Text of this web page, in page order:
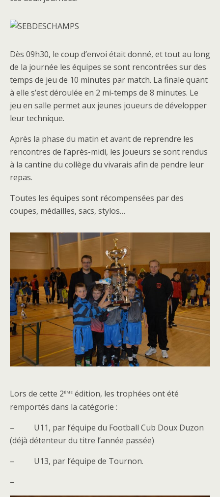
Dès 09h30, le coup d’envoi était donné, et tout au long
de la journée les équipes se sont rencontrées sur des
temps de jeu de 10 minutes par match. La finale quant
à elle s’est déroulée en 2 mi-temps de 8 minutes. Le
jeu en salle permet aux jeunes joueurs de développer
leur technique.
Après la phase du matin et avant de reprendre les
rencontres de l’après-midi, les joueurs se sont rendus
à la cantine du collège du vivarais afin de pendre leur
repas.
Toutes les équipes sont récompensées par des
coupes, médailles, sacs, stylos…
Lors de cette 2ème édition, les trophées ont été
remportés dans la catégorie :
– U11, par l’équipe du Football Cub Doux Duzon
(déjà détenteur du titre l’année passée)
– U13, par l’équipe de Tournon.
–